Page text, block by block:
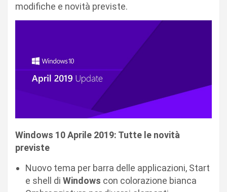
modifiche e novità previste.
Windows 10 Aprile 2019: Tutte le novità
previste
Nuovo tema per barra delle applicazioni, Start
e shell di Windows con colorazione bianca